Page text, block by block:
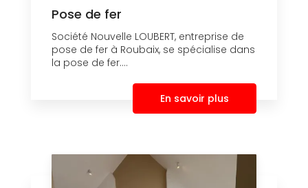
Pose de fer
Société Nouvelle LOUBERT, entreprise de
pose de fer à Roubaix, se spécialise dans
la pose de fer....
En savoir plus